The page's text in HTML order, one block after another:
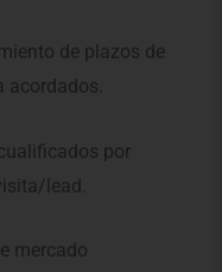
de plazos de
cualificados por
lead.
mercado